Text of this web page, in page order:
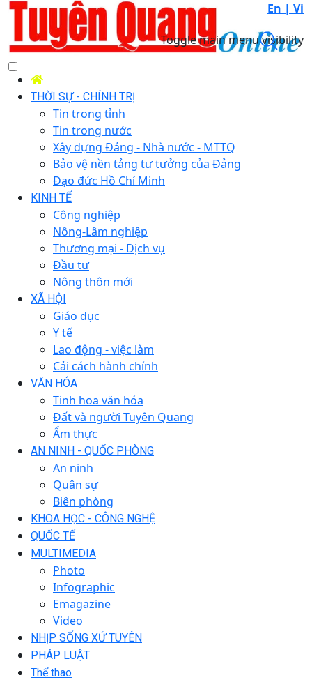
En | Vi
Toggle main menu visibility
THỜI SỰ - CHÍNH TRỊ
Tin trong tỉnh
Tin trong nước
Xây dựng Đảng - Nhà nước - MTTQ
Bảo vệ nền tảng tư tưởng của Đảng
Đạo đức Hồ Chí Minh
KINH TẾ
Công nghiệp
Nông-Lâm nghiệp
Thương mại - Dịch vụ
Đầu tư
Nông thôn mới
XÃ HỘI
Giáo dục
Y tế
Lao động - việc làm
Cải cách hành chính
VĂN HÓA
Tinh hoa văn hóa
Đất và người Tuyên Quang
Ẩm thực
AN NINH - QUỐC PHÒNG
An ninh
Quân sự
Biên phòng
KHOA HỌC - CÔNG NGHỆ
QUỐC TẾ
MULTIMEDIA
Photo
Infographic
Emagazine
Video
NHỊP SỐNG XỨ TUYÊN
PHÁP LUẬT
Thể thao